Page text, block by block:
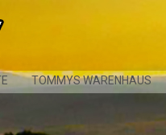
TOMMYS WARENHAUS